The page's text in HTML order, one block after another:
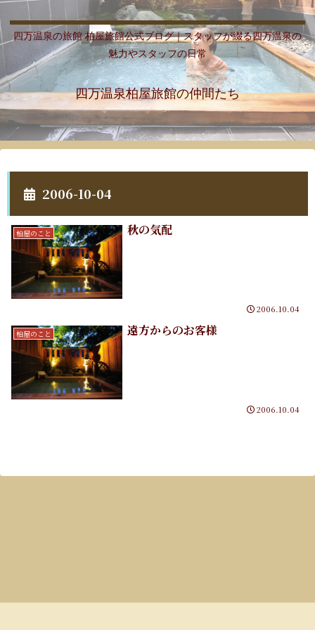
四万温泉の旅館 柏屋旅館公式ブログ｜スタッフが綴る四万温泉の
魅力やスタッフの日常
四万温泉柏屋旅館の仲間たち
2006-10-04
柏屋のこと 秋の気配
2006.10.04
柏屋のこと 遠方からのお客様
2006.10.04